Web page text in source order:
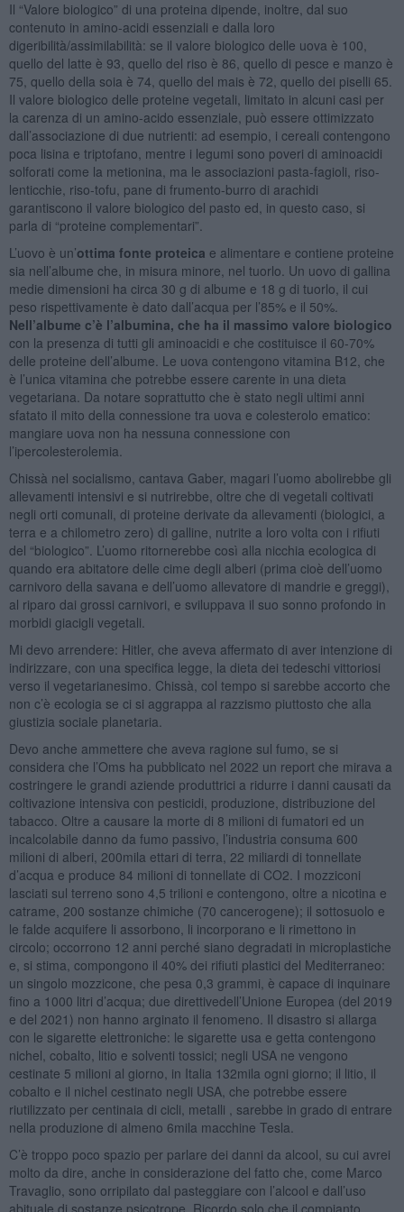
Il “Valore biologico” di una proteina dipende, inoltre, dal suo
contenuto in amino-acidi essenziali e dalla loro
digeribilità/assimilabilità: se il valore biologico delle uova è 100,
quello del latte è 93, quello del riso è 86, quello di pesce e manzo è
75, quello della soia è 74, quello del mais è 72, quello dei piselli 65.
Il valore biologico delle proteine vegetali, limitato in alcuni casi per
la carenza di un amino-acido essenziale, può essere ottimizzato
dall’associazione di due nutrienti: ad esempio, i cereali contengono
poca lisina e triptofano, mentre i legumi sono poveri di aminoacidi
solforati come la metionina, ma le associazioni pasta-fagioli, riso-
lenticchie, riso-tofu, pane di frumento-burro di arachidi
garantiscono il valore biologico del pasto ed, in questo caso, si
parla di “proteine complementari”.
L’uovo è un’ottima fonte proteica e alimentare e contiene proteine
sia nell’albume che, in misura minore, nel tuorlo. Un uovo di gallina
medie dimensioni ha circa 30 g di albume e 18 g di tuorlo, il cui
peso rispettivamente è dato dall’acqua per l’85% e il 50%.
Nell’albume c’è l’albumina, che ha il massimo valore biologico
con la presenza di tutti gli aminoacidi e che costituisce il 60-70%
delle proteine dell’albume. Le uova contengono vitamina B12, che
è l’unica vitamina che potrebbe essere carente in una dieta
vegetariana. Da notare soprattutto che è stato negli ultimi anni
sfatato il mito della connessione tra uova e colesterolo ematico:
mangiare uova non ha nessuna connessione con
l’ipercolesterolemia.
Chissà nel socialismo, cantava Gaber, magari l’uomo abolirebbe gli
allevamenti intensivi e si nutrirebbe, oltre che di vegetali coltivati
negli orti comunali, di proteine derivate da allevamenti (biologici, a
terra e a chilometro zero) di galline, nutrite a loro volta con i rifiuti
del “biologico”. L’uomo ritornerebbe così alla nicchia ecologica di
quando era abitatore delle cime degli alberi (prima cioè dell’uomo
carnivoro della savana e dell’uomo allevatore di mandrie e greggi),
al riparo dai grossi carnivori, e sviluppava il suo sonno profondo in
morbidi giacigli vegetali.
Mi devo arrendere: Hitler, che aveva affermato di aver intenzione di
indirizzare, con una specifica legge, la dieta dei tedeschi vittoriosi
verso il vegetarianesimo. Chissà, col tempo si sarebbe accorto che
non c’è ecologia se ci si aggrappa al razzismo piuttosto che alla
giustizia sociale planetaria.
Devo anche ammettere che aveva ragione sul fumo, se si
considera che l’Oms ha pubblicato nel 2022 un report che mirava a
costringere le grandi aziende produttrici a ridurre i danni causati da
coltivazione intensiva con pesticidi, produzione, distribuzione del
tabacco. Oltre a causare la morte di 8 milioni di fumatori ed un
incalcolabile danno da fumo passivo, l’industria consuma 600
milioni di alberi, 200mila ettari di terra, 22 miliardi di tonnellate
d’acqua e produce 84 milioni di tonnellate di CO2. I mozziconi
lasciati sul terreno sono 4,5 trilioni e contengono, oltre a nicotina e
catrame, 200 sostanze chimiche (70 cancerogene); il sottosuolo e
le falde acquifere li assorbono, li incorporano e li rimettono in
circolo; occorrono 12 anni perché siano degradati in microplastiche
e, si stima, compongono il 40% dei rifiuti plastici del Mediterraneo:
un singolo mozzicone, che pesa 0,3 grammi, è capace di inquinare
fino a 1000 litri d’acqua; due direttivedell’Unione Europea (del 2019
e del 2021) non hanno arginato il fenomeno. Il disastro si allarga
con le sigarette elettroniche: le sigarette usa e getta contengono
nichel, cobalto, litio e solventi tossici; negli USA ne vengono
cestinate 5 milioni al giorno, in Italia 132mila ogni giorno; il litio, il
cobalto e il nichel cestinato negli USA, che potrebbe essere
riutilizzato per centinaia di cicli, metalli , sarebbe in grado di entrare
nella produzione di almeno 6mila macchine Tesla.
C’è troppo poco spazio per parlare dei danni da alcool, su cui avrei
molto da dire, anche in considerazione del fatto che, come Marco
Travaglio, sono orripilato dal pasteggiare con l’alcool e dall’uso
abituale di sostanze psicotrope. Ricordo solo che il compianto